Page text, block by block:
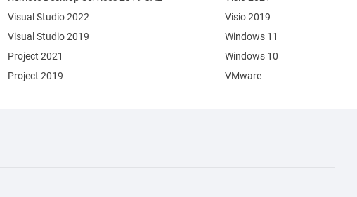
Visual Studio 2022
Visual Studio 2019
Project 2021
Project 2019
Visio 2019
Windows 11
Windows 10
VMware